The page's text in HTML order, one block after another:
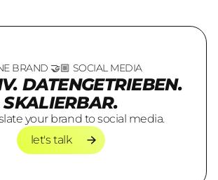
BRAND 🤝🏼 SOCIAL MEDIA
DATENGETRIEBEN.
SKALIERBAR.
your brand to social media.
let's talk
let's talk